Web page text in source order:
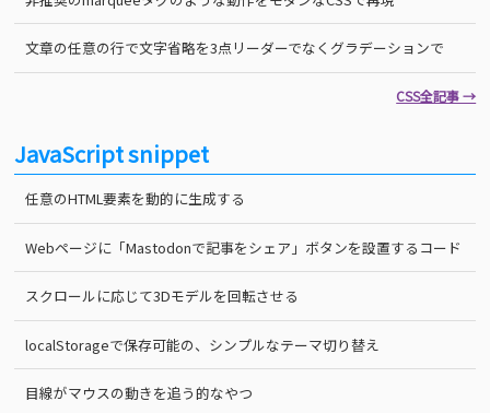
文章の任意の行で文字省略を3点リーダーでなくグラデーションで
CSS全記事 →
JavaScript snippet
任意のHTML要素を動的に生成する
Webページに「Mastodonで記事をシェア」ボタンを設置するコード
スクロールに応じて3Dモデルを回転させる
localStorageで保存可能の、シンプルなテーマ切り替え
目線がマウスの動きを追う的なやつ